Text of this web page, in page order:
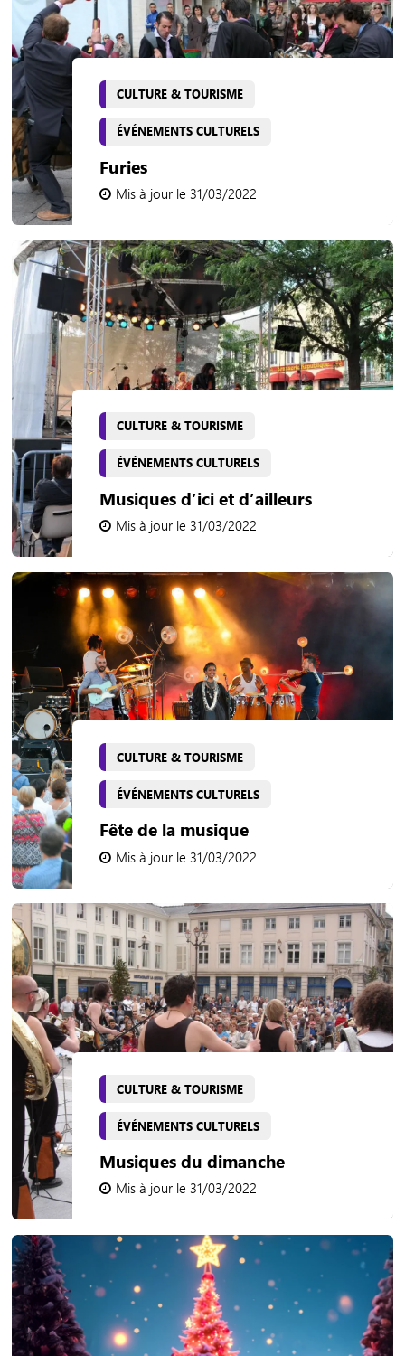
CULTURE & TOURISME
ÉVÉNEMENTS CULTURELS
Furies
Mis à jour le 31/03/2022
CULTURE & TOURISME
ÉVÉNEMENTS CULTURELS
Musiques d’ici et d’ailleurs
Mis à jour le 31/03/2022
CULTURE & TOURISME
ÉVÉNEMENTS CULTURELS
Fête de la musique
Mis à jour le 31/03/2022
CULTURE & TOURISME
ÉVÉNEMENTS CULTURELS
Musiques du dimanche
Mis à jour le 31/03/2022